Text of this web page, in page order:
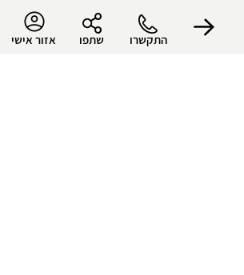
התקשרו שתפו אזור אישי